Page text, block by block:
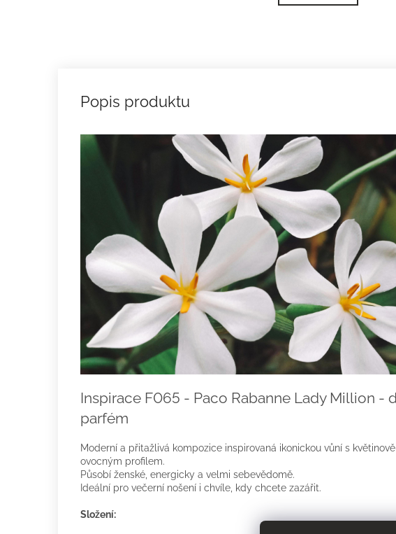
Inspirace F065 - Paco Rabanne Lady Million -
parfém
Moderní a přitažlivá kompozice inspirovaná ikonickou vůní s
ovocným profilem.
Působí ženské, energicky a velmi sebevědomě.
Ideální pro večerní nošení i chvíle, kdy chcete zazářit.
Složení: